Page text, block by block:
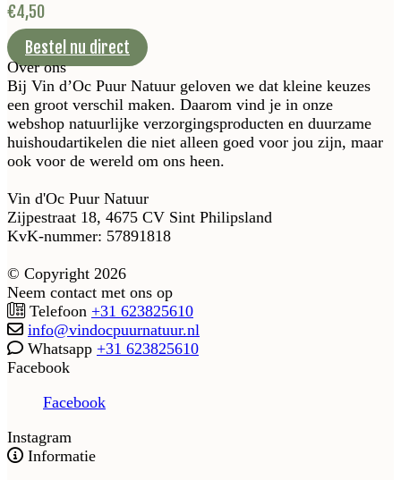
€4,50
Bestel nu direct
Over ons
Bij Vin d’Oc Puur Natuur geloven we dat kleine keuzes
een groot verschil maken. Daarom vind je in onze
webshop natuurlijke verzorgingsproducten en duurzame
huishoudartikelen die niet alleen goed voor jou zijn, maar
ook voor de wereld om ons heen.
Vin d'Oc Puur Natuur
Zijpestraat 18, 4675 CV Sint Philipsland
KvK-nummer: 57891818
© Copyright 2026
Neem contact met ons op
Telefoon +31 623825610
info@vindocpuurnatuur.nl
Whatsapp +31 623825610
Facebook
Facebook
Instagram
Informatie